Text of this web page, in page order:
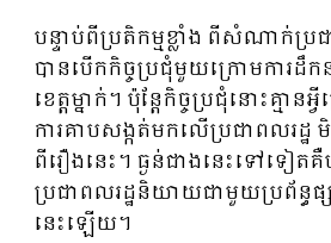
បន្ទាប់ពីប្រតិកម្មខ្លាំង ពីសំណាក់ប្រជា
បានបើកកិច្ចប្រជុំមួយក្រោមការដឹ
ខេត្តម្នាក់។ ប៉ុន្តែកិច្ចប្រជុំនោះគ្មាន
ការគាបសង្កត់មកលើប្រជាពលរដ្
ពីរឿងនេះ។ ធ្ងន់ជាងនេះទៅទៀត
ប្រជាពលរដ្ឋនិយាយជាមួយប្រព័ន្ធផ្ស
នេះឡើយ។